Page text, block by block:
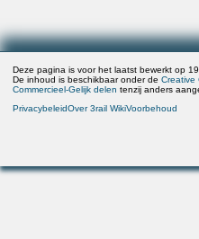
Deze pagina is voor het laatst bewerkt op
De inhoud is beschikbaar onder deCreative
Commercieel-Gelijk delen tenzij anders
PrivacybeleidOver 3rail WikiVoorbehoud